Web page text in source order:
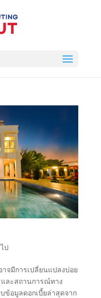
ป
จมีการเปลี่ยนแปลงบ่อย
ละสถานการณ์ทาง
ข้อมูลดอกเบี้ยล่าสุดจาก